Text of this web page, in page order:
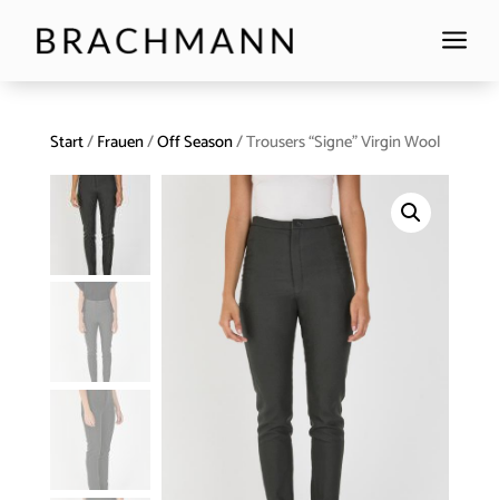
a
Start/Frauen/Off Season/ Trousers “Signe” Virgin Wool